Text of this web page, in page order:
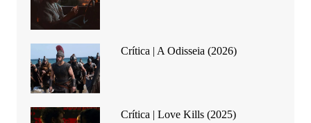
Crítica | A Odisseia (2026)
Crítica | Love Kills (2025)